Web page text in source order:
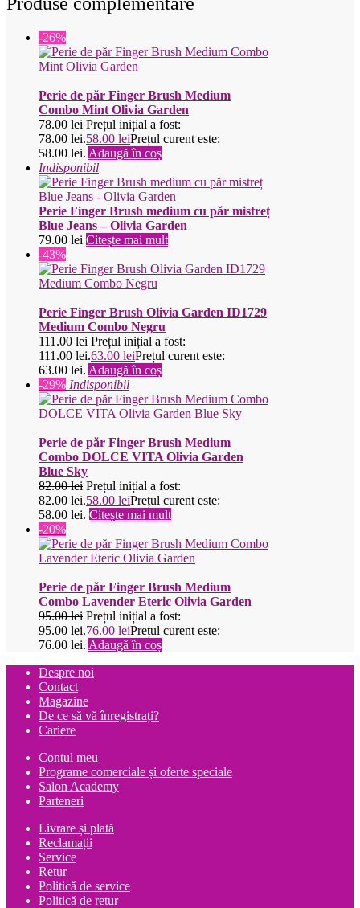
-26%
Perie de păr Finger Brush Medium
Combo Mint Olivia Garden
78.00lei Prețul inițial a fost:
78.00 lei.58.00 leiPrețul curent este:
58.00 lei. Adaugă în coș
Indisponibil
Perie Finger Brush medium cu păr mistreț
Blue Jeans – Olivia Garden
79.00 lei Citește mai mult
-43%
Perie Finger Brush Olivia Garden ID1729
Medium Combo Negru
111.00lei Prețul inițial a fost:
111.00 lei.63.00 leiPrețul curent este:
63.00 lei. Adaugă în coș
-29% Indisponibil
Perie de păr Finger Brush Medium
Combo DOLCE VITA Olivia Garden
Blue Sky
82.00lei Prețul inițial a fost:
82.00 lei.58.00 leiPrețul curent este:
58.00 lei. Citește mai mult
-20%
Perie de păr Finger Brush Medium
Combo Lavender Eteric Olivia Garden
95.00lei Prețul inițial a fost:
95.00 lei.76.00 leiPrețul curent este:
76.00 lei. Adaugă în coș
Despre noi
Contact
Magazine
De ce să vă înregistrați?
Cariere
Contul meu
Programe comerciale și oferte speciale
Salon Academy
Parteneri
Livrare și plată
Reclamații
Service
Retur
Politică de service
Politică de retur